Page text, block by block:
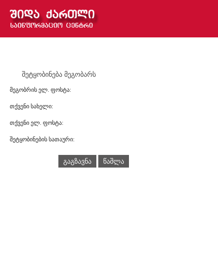
შეტყობინება მეგობარს
მეგობრის ელ. ფოსტა:
თქვენი სახელი:
თქვენი ელ. ფოსტა:
შეტყობინების სათაური:
გაგზავნა წაშლა